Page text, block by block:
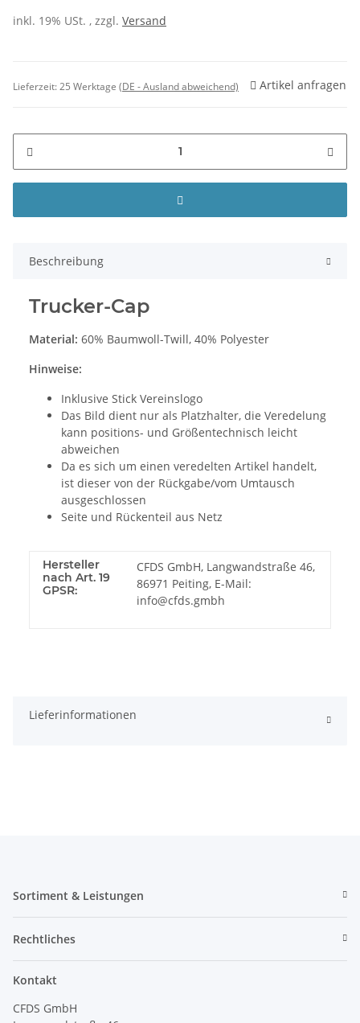
inkl. 19% USt. , zzgl. Versand
Lieferzeit:25 Werktage (DE - Ausland abweichend) Artikel anfragen
Beschreibung
Trucker-Cap
Material: 60% Baumwoll-Twill, 40% Polyester
Hinweise:
Inklusive Stick Vereinslogo
Das Bild dient nur als Platzhalter, die Veredelung
kann positions- und Größentechnisch leicht
abweichen
Da es sich um einen veredelten Artikel handelt,
ist dieser von der Rückgabe/vom Umtausch
ausgeschlossen
Seite und Rückenteil aus Netz
Hersteller
nach Art. 19
GPSR:
CFDS GmbH, Langwandstraße 46,
86971 Peiting, E-Mail:
info@cfds.gmbh
Lieferinformationen
Sortiment & Leistungen
Rechtliches
Kontakt
CFDS GmbH